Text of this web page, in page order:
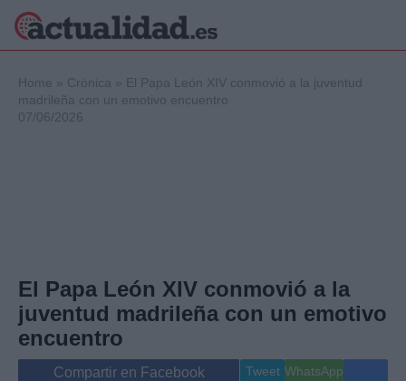
Internacional
Viajes
Gente
Musica
Home » Crónica » El Papa León XIV conmovió a la juventud
madrileña con un emotivo encuentro
07/06/2026
El Papa León XIV conmovió a la
juventud madrileña con un emotivo
encuentro
Compartir en Facebook Tweet WhatsApp